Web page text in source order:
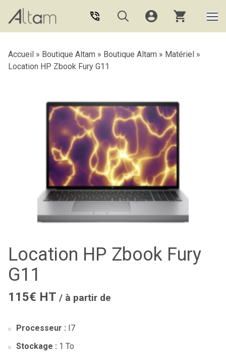
Aller au contenu principal
Accueil » Boutique Altam » Boutique Altam » Matériel »
Location HP Zbook Fury G11
Location HP Zbook Fury
G11
115€ HT / à partir de
Processeur : I7
Stockage : 1 To